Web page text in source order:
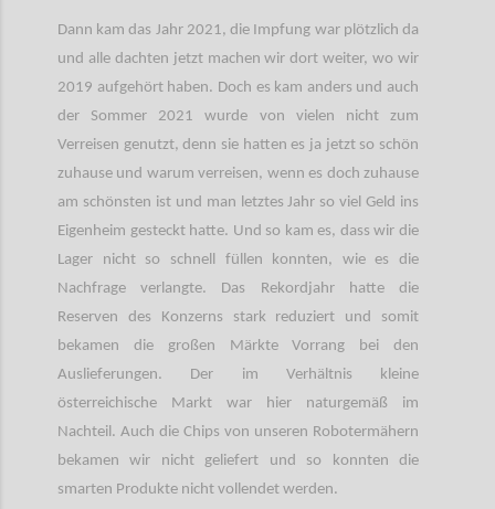
Dann kam das Jahr 2021, die Impfung war plötzlich da
und alle dachten jetzt machen wir dort weiter, wo wir
2019 aufgehört haben. Doch es kam anders und auch
der Sommer 2021 wurde von vielen nicht zum
Verreisen genutzt, denn sie hatten es ja jetzt so schön
zuhause und warum verreisen, wenn es doch zuhause
am schönsten ist und man letztes Jahr so viel Geld ins
Eigenheim gesteckt hatte. Und so kam es, dass wir die
Lager nicht so schnell füllen konnten, wie es die
Nachfrage verlangte. Das Rekordjahr hatte die
Reserven des Konzerns stark reduziert und somit
bekamen die großen Märkte Vorrang bei den
Auslieferungen. Der im Verhältnis kleine
österreichische Markt war hier naturgemäß im
Nachteil. Auch die Chips von unseren Robotermähern
bekamen wir nicht geliefert und so konnten die
smarten Produkte nicht vollendet werden.